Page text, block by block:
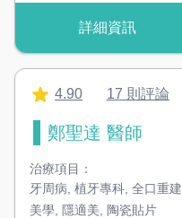
詳細資訊
4.90 17 則評論
鄭聖達 醫師
治療項目：
牙周病 植牙專科 全口重建
美學
隱適美 陶瓷貼片